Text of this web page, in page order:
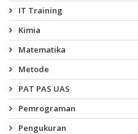
IT Training
Kimia
Matematika
Metode
PAT PAS UAS
Pemrograman
Pengukuran